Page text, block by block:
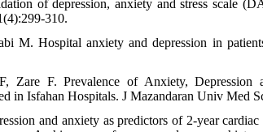
of depression, anxiety and stress scale
310.
M. Hospital anxiety and depression in
F. Prevalence of Anxiety, Depression
in Isfahan Hospitals. J Mazandaran Univ Med
and anxiety as predictors of 2-year